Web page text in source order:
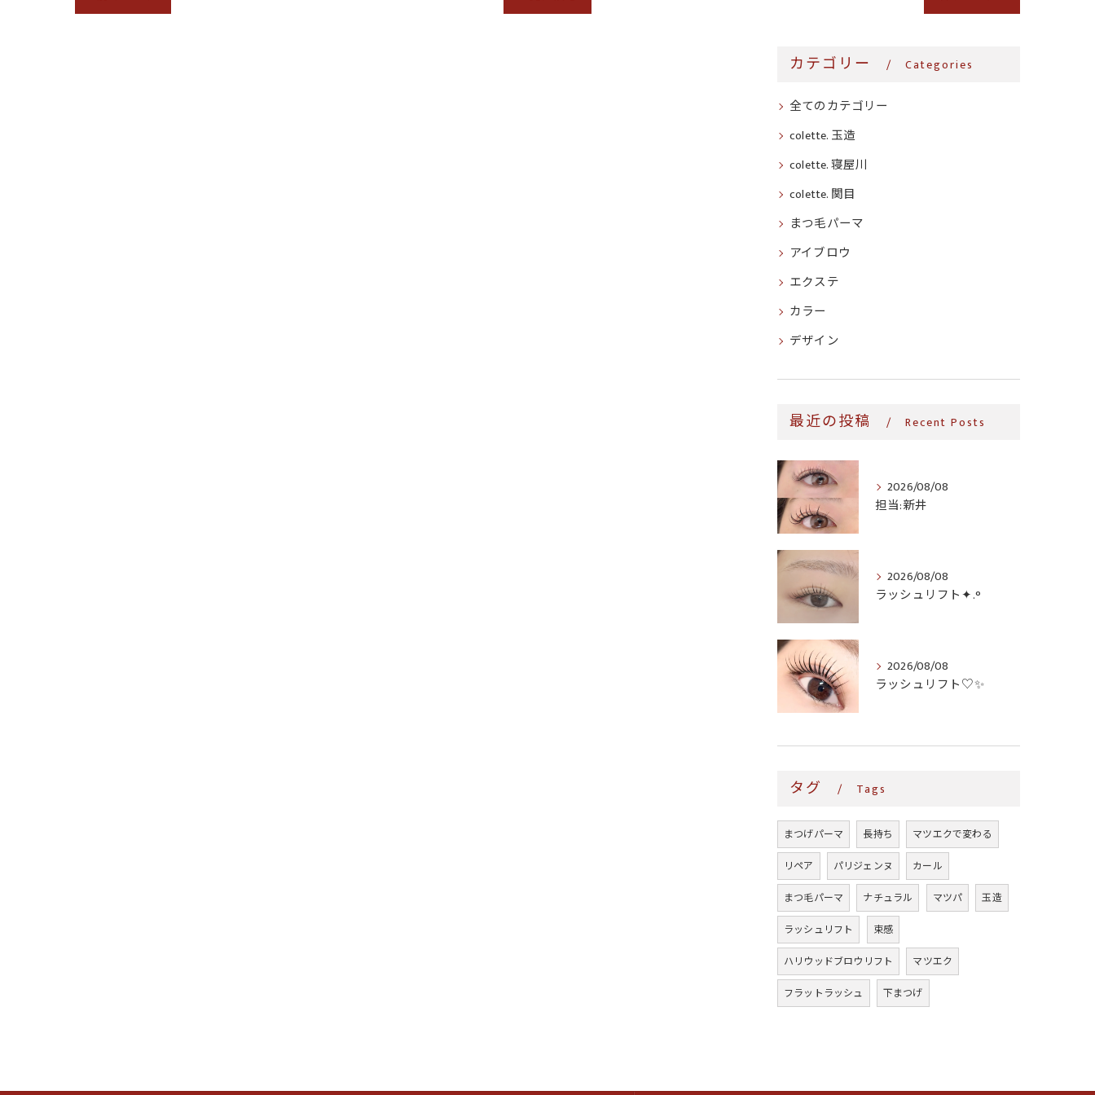
カテゴリー Categories
全てのカテゴリー
colette. 玉造
colette. 寝屋川
colette. 関目
まつ毛パーマ
アイブロウ
エクステ
カラー
デザイン
最近の投稿 Recent Posts
2026/08/08
担当:新井
2026/08/08
ラッシュリフト✦.°
2026/08/08
ラッシュリフト♡✨
タグ Tags
まつげパーマ 長持ち
マツエクで変わる
リペア
パリジェンヌ
カール
まつ毛パーマ
ナチュラル マツパ
玉造
ラッシュリフト
束感
ハリウッドブロウリフト
マツエク
フラットラッシュ
下まつげ